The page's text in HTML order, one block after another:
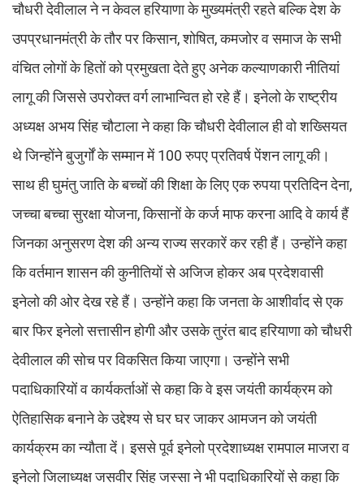
चौधरी देवीलाल ने न केवल हरियाणा के मुख्यमंत्री रहते बल्कि देश के
उपप्रधानमंत्री के तौर पर किसान, शोषित, कमजोर व समाज के सभी
वंचित लोगों के हितों को प्रमुखता देते हुए अनेक कल्याणकारी नीतियां
लागू की जिससे उपरोक्त वर्ग लाभान्वित हो रहे हैं। इनेलो के राष्ट्रीय
अध्यक्ष अभय सिंह चौटाला ने कहा कि चौधरी देवीलाल ही वो शख्सियत
थे जिन्होंने बुजुर्गों के सम्मान में 100 रुपए प्रतिवर्ष पेंशन लागू की।
साथ ही घुमंतु जाति के बच्चों की शिक्षा के लिए एक रुपया प्रतिदिन देना,
जच्चा बच्चा सुरक्षा योजना, किसानों के कर्ज माफ करना आदि वे कार्य हैं
जिनका अनुसरण देश की अन्य राज्य सरकारें कर रही हैं। उन्होंने कहा
कि वर्तमान शासन की कुनीतियों से अजिज होकर अब प्रदेशवासी
इनेलो की ओर देख रहे हैं। उन्होंने कहा कि जनता के आशीर्वाद से एक
बार फिर इनेलो सत्तासीन होगी और उसके तुरंत बाद हरियाणा को चौधरी
देवीलाल की सोच पर विकसित किया जाएगा। उन्होंने सभी
पदाधिकारियों व कार्यकर्ताओं से कहा कि वे इस जयंती कार्यक्रम को
ऐतिहासिक बनाने के उद्देश्य से घर घर जाकर आमजन को जयंती
कार्यक्रम का न्यौता दें। इससे पूर्व इनेलो प्रदेशाध्यक्ष रामपाल माजरा व
इनेलो जिलाध्यक्ष जसवीर सिंह जस्सा ने भी पदाधिकारियों से कहा कि